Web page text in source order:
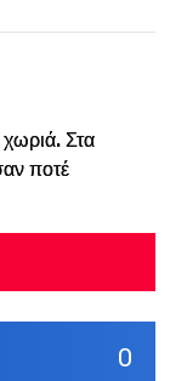
Στα
ποτέ
0